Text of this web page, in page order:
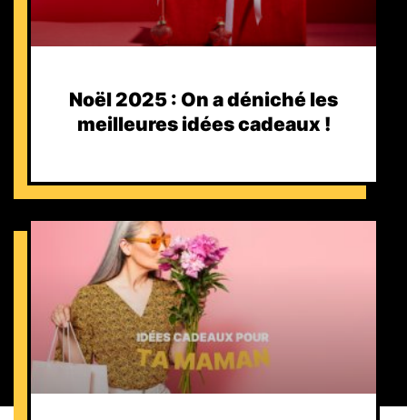
Noël 2025 : On a déniché les
meilleures idées cadeaux !